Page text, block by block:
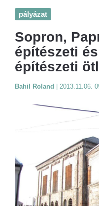
pályázat
Sopron,
építészeti
építészeti
Bahil Roland 2013.11.06.